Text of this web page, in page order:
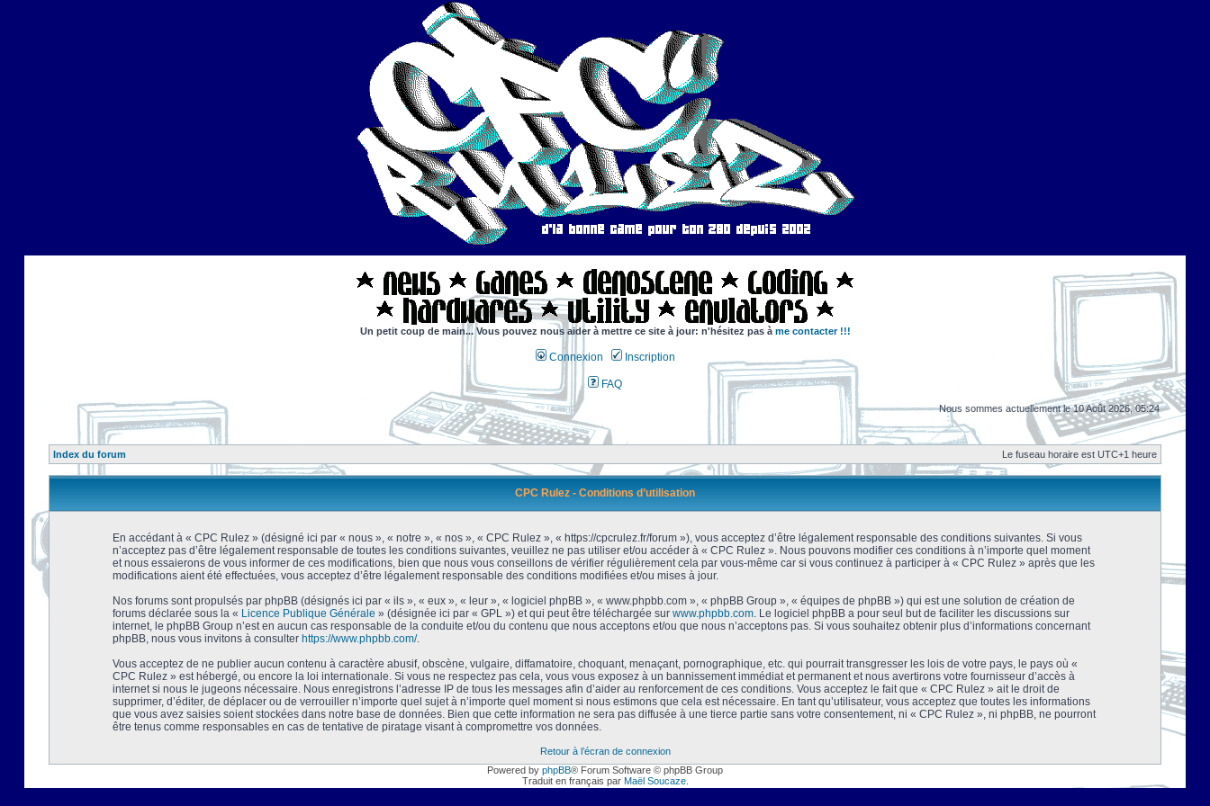
Un petit coup de main... Vous pouvez nous aider à mettre ce site à jour: n'hésitez pas à me contacter !!!
Connexion Inscription
FAQ
Nous sommes actuellement le 10 Août 2026, 05:24
Index du forum Le fuseau horaire est UTC+1 heure
CPC Rulez - Conditions d’utilisation
En accédant à « CPC Rulez » (désigné ici par « nous », « notre », « nos », « CPC Rulez », « https://cpcrulez.fr/forum »), vous acceptez d’être légalement responsable des conditions suivantes. Si vous
n’acceptez pas d’être légalement responsable de toutes les conditions suivantes, veuillez ne pas utiliser et/ou accéder à « CPC Rulez ». Nous pouvons modifier ces conditions à n’importe quel moment
et nous essaierons de vous informer de ces modifications, bien que nous vous conseillons de vérifier régulièrement cela par vous-même car si vous continuez à participer à « CPC Rulez » après que les
modifications aient été effectuées, vous acceptez d’être légalement responsable des conditions modifiées et/ou mises à jour.
Nos forums sont propulsés par phpBB (désignés ici par « ils », « eux », « leur », « logiciel phpBB », « www.phpbb.com », « phpBB Group », « équipes de phpBB ») qui est une solution de création de
forums déclarée sous la « Licence Publique Générale » (désignée ici par « GPL ») et qui peut être téléchargée sur www.phpbb.com. Le logiciel phpBB a pour seul but de faciliter les discussions sur
internet, le phpBB Group n’est en aucun cas responsable de la conduite et/ou du contenu que nous acceptons et/ou que nous n’acceptons pas. Si vous souhaitez obtenir plus d’informations concernant
phpBB, nous vous invitons à consulter https://www.phpbb.com/.
Vous acceptez de ne publier aucun contenu à caractère abusif, obscène, vulgaire, diffamatoire, choquant, menaçant, pornographique, etc. qui pourrait transgresser les lois de votre pays, le pays où «
CPC Rulez » est hébergé, ou encore la loi internationale. Si vous ne respectez pas cela, vous vous exposez à un bannissement immédiat et permanent et nous avertirons votre fournisseur d’accès à
internet si nous le jugeons nécessaire. Nous enregistrons l’adresse IP de tous les messages afin d’aider au renforcement de ces conditions. Vous acceptez le fait que « CPC Rulez » ait le droit de
supprimer, d’éditer, de déplacer ou de verrouiller n’importe quel sujet à n’importe quel moment si nous estimons que cela est nécessaire. En tant qu’utilisateur, vous acceptez que toutes les informations
que vous avez saisies soient stockées dans notre base de données. Bien que cette information ne sera pas diffusée à une tierce partie sans votre consentement, ni « CPC Rulez », ni phpBB, ne pourront
être tenus comme responsables en cas de tentative de piratage visant à compromettre vos données.
Retour à l’écran de connexion
Powered by phpBB® Forum Software © phpBB Group
Traduit en français par Maël Soucaze.